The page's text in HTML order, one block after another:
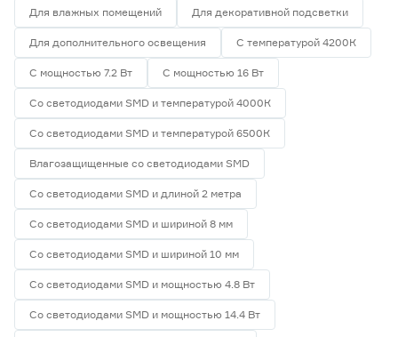
Для влажных помещений Для декоративной подсветки
Для дополнительного освещения С температурой 4200К
С мощностью 7.2 Вт С мощностью 16 Вт
Со светодиодами SMD и температурой 4000К
Со светодиодами SMD и температурой 6500К
Влагозащищенные со светодиодами SMD
Со светодиодами SMD и длиной 2 метра
Со светодиодами SMD и шириной 8 мм
Со светодиодами SMD и шириной 10 мм
Со светодиодами SMD и мощностью 4.8 Вт
Со светодиодами SMD и мощностью 14.4 Вт